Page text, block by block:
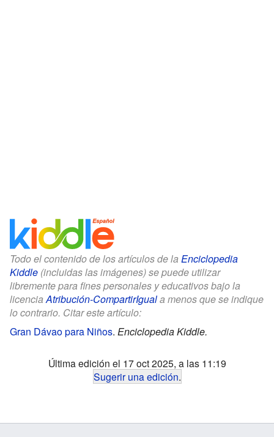
Todo el contenido de los artículos de la Enciclopedia
Kiddle (incluidas las imágenes) se puede utilizar
libremente para fines personales y educativos bajo la
licenciaAtribución-CompartirIguala menos que se indique
lo contrario. Citar este artículo:
Gran Dávao para Niños. Enciclopedia Kiddle.
Última edición el 17 oct 2025, a las 11:19
Sugerir una edición.